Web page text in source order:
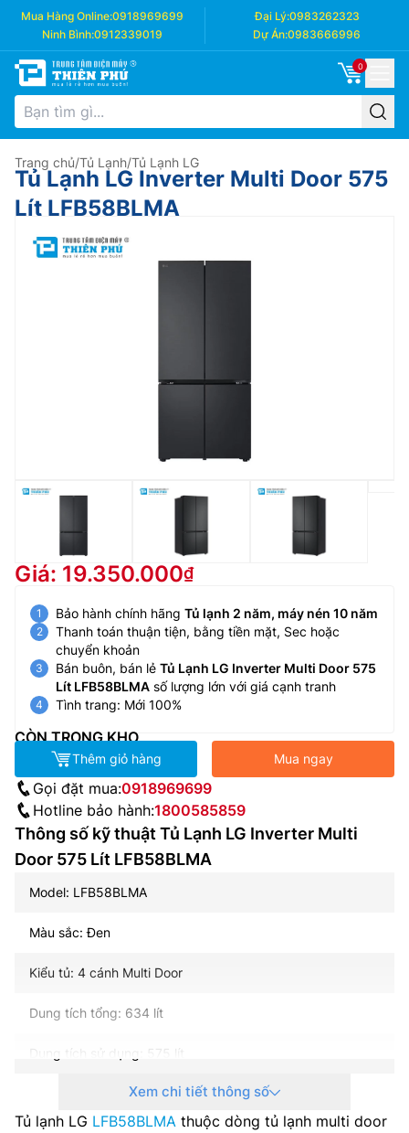
Mua Hàng Online:0918969699 Đại Lý:0983262323
Ninh Bình:0912339019 Dự Án:0983666996
0
Trang chủ/Tủ Lạnh/Tủ Lạnh LG
Tủ Lạnh LG Inverter Multi Door 575
Lít LFB58BLMA
Giá: 19.350.000
Bảo hành chính hãng Tủ lạnh 2 năm, máy nén 10 năm
Thanh toán thuận tiện, bằng tiền mặt, Sec hoặc
chuyển khoản
Bán buôn, bán lẻ Tủ Lạnh LG Inverter Multi Door 575
Lít LFB58BLMA số lượng lớn với giá cạnh tranh
Tình trang: Mới 100%
CÒN TRONG KHO
Thêm giỏ hàng Mua ngay
Gọi đặt mua:0918969699
Hotline bảo hành:1800585859
Thông số kỹ thuật Tủ Lạnh LG Inverter Multi
Door 575 Lít LFB58BLMA
Model: LFB58BLMA
Màu sắc: Đen
Kiểu tủ: 4 cánh Multi Door
Dung tích tổng: 634 lít
Dung tích sử dụng: 575 lít
Dung tích năng đá: 176 lítXem chi tiết thông số
Tủ lạnh LG LFB58BLMA thuộc dòng tủ lạnh multi door